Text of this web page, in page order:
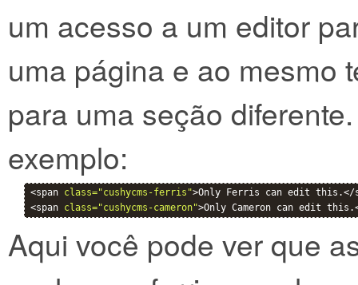
um acesso a um editor
uma página e ao mesmo
para uma seção
exemplo:
<span class="cushycms-ferris">Only Ferris can edit this.</
<span class="cushycms-cameron">Only Cameron can edit
Aqui você pode ver que